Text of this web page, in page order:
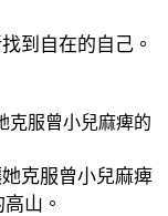
到自在的自己。
克服曾小兒麻痺
山。